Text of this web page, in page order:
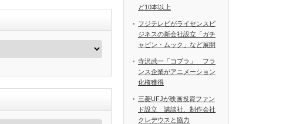
ど10本以上
フジテレビがライセンスビ
ジネスの新会社設立「ガチ
ャピン・ムック」など展開
寺沢武一「コブラ」 フラ
ンス企業がアニメーション
化権獲得
三菱UFJが映画投資ファン
ド設立 講談社、制作会社
クレデウスと協力